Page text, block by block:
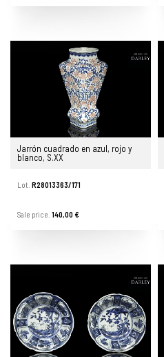
Jarrón cuadrado en azul, rojo y
blanco, S.XX
Lot. R28013363/171
Sale price. 140,00 €